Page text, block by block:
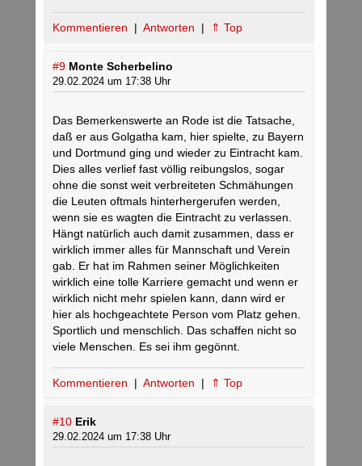
Kommentieren | Antworten | ⇑ Top
#9 Monte Scherbelino
29.02.2024 um 17:38 Uhr
Das Bemerkenswerte an Rode ist die Tatsache,
daß er aus Golgatha kam, hier spielte, zu Bayern
und Dortmund ging und wieder zu Eintracht kam.
Dies alles verlief fast völlig reibungslos, sogar
ohne die sonst weit verbreiteten Schmähungen
die Leuten oftmals hinterhergerufen werden,
wenn sie es wagten die Eintracht zu verlassen.
Hängt natürlich auch damit zusammen, dass er
wirklich immer alles für Mannschaft und Verein
gab. Er hat im Rahmen seiner Möglichkeiten
wirklich eine tolle Karriere gemacht und wenn er
wirklich nicht mehr spielen kann, dann wird er
hier als hochgeachtete Person vom Platz gehen.
Sportlich und menschlich. Das schaffen nicht so
viele Menschen. Es sei ihm gegönnt.
Kommentieren | Antworten | ⇑ Top
#10 Erik
29.02.2024 um 17:38 Uhr